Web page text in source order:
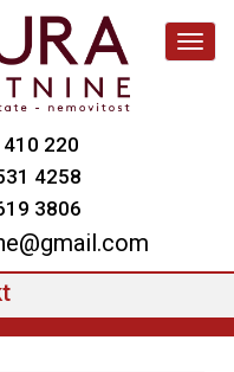
220
4258
3806